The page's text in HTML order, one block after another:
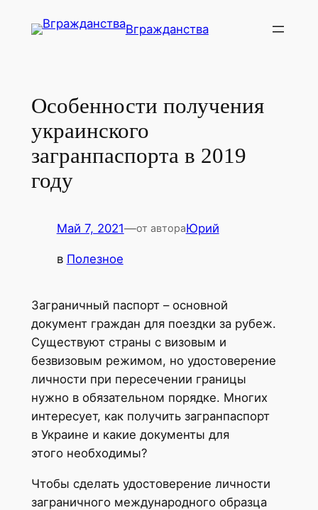
Вгражданства
Особенности получения
украинского
загранпаспорта в 2019
году
Май 7, 2021—от автораЮрий
в Полезное
Заграничный паспорт – основной
документ граждан для поездки за рубеж.
Существуют страны с визовым и
безвизовым режимом, но удостоверение
личности при пересечении границы
нужно в обязательном порядке. Многих
интересует, как получить загранпаспорт
в Украине и какие документы для
этого необходимы?
Чтобы сделать удостоверение личности
заграничного международного образца